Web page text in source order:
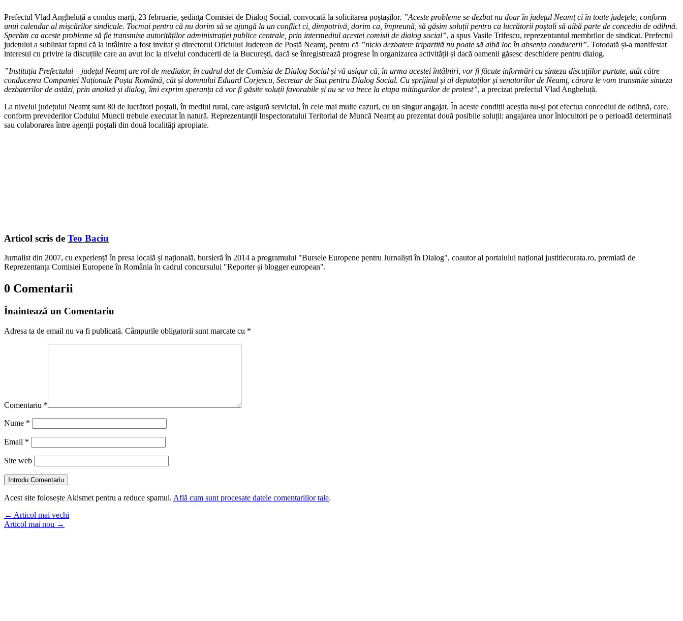
Prefectul Vlad Angheluță a condus marți, 23 februarie, şedinţa Comisiei de Dialog Social, convocată la solicitarea poștașilor. ”Aceste probleme se dezbat nu doar în județul Neamț ci în toate județele, conform
unui calendar al mișcărilor sindicale. Tocmai pentru că nu dorim să se ajungă la un conflict ci, dimpotrivă, dorim ca, împreună, să găsim soluții pentru ca lucrătorii poștali să aibă parte de concediu de odihnă.
Sperăm ca aceste probleme să fie transmise autorităților administrației publice centrale, prin intermediul acestei comisii de dialog social”, a spus Vasile Trifescu, reprezentantul membrilor de sindicat. Prefectul
județului a subliniat faptul că la intâlnire a fost invitat și directorul Oficiului Județean de Poștă Neamț, pentru că ”nicio dezbatere tripartită nu poate să aibă loc în absența conducerii”. Totodată și-a manifestat
interesul cu privire la discuțiile care au avut loc la nivelul conducerii de la București, dacă se înregistrează progrese în organizarea activității și dacă oamenii găsesc deschidere pentru dialog.
”Instituția Prefectului – județul Neamț are rol de mediator, în cadrul dat de Comisia de Dialog Social și vă asigur că, în urma acestei întâlniri, vor fi făcute informări cu sinteza discuțiilor purtate, atât către
conducerea Companiei Naționale Poșta Română, cât și domnului Eduard Corjescu, Secretar de Stat pentru Dialog Social. Cu sprijinul și al deputaților și senatorilor de Neamț, cărora le vom transmite sinteza
dezbaterilor de astăzi, prin analiză și dialog, îmi exprim speranța că vor fi găsite soluții favorabile și nu se va trece la etapa mitingurilor de protest”, a precizat prefectul Vlad Angheluță.
La nivelul județului Neamț sunt 80 de lucrători poștali, în mediul rural, care asigură serviciul, în cele mai multe cazuri, cu un singur angajat. În aceste condiții aceștia nu-și pot efectua concediul de odihnă, care,
conform prevederilor Codului Muncii trebuie executat în natură. Reprezentanții Inspectoratului Teritorial de Muncă Neamț au prezentat două posibile soluții: angajarea unor înlocuitori pe o perioadă determinată
sau colaborarea între agenții poștali din două localități apropiate.
Articol scris de Teo Baciu
Jurnalist din 2007, cu experiență în presa locală și națională, bursieră în 2014 a programului "Bursele Europene pentru Jurnaliști în Dialog", coautor al portalului național justitiecurata.ro, premiată de
Reprezentanța Comisiei Europene în România în cadrul concursului "Reporter și blogger european".
0 Comentarii
Înaintează un Comentariu
Adresa ta de email nu va fi publicată. Câmpurile obligatorii sunt marcate cu *
Comentariu *
Nume *
Email *
Site web
Introdu Comentariu
Acest site folosește Akismet pentru a reduce spamul. Află cum sunt procesate datele comentariilor tale.
← Articol mai vechi
Articol mai nou →